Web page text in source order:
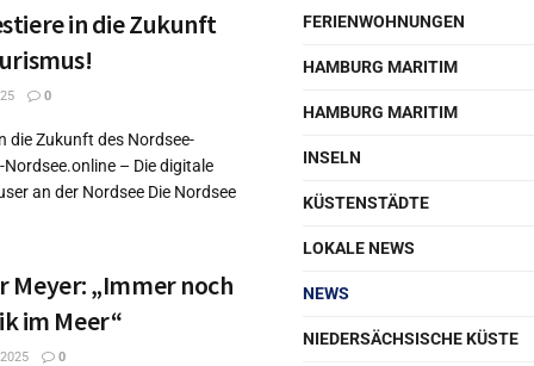
in die Zukunft
0
die Zukunft des Nordsee-
– Die digitale
an der Nordsee Die Nordsee
„Immer noch
im Meer“
0
FERIENWOHNUNGEN
HAMBURG MARITIM
HAMBURG MARITIM
INSELN
KÜSTENSTÄDTE
LOKALE NEWS
NEWS
NIEDERSÄCHSISCHE KÜSTE